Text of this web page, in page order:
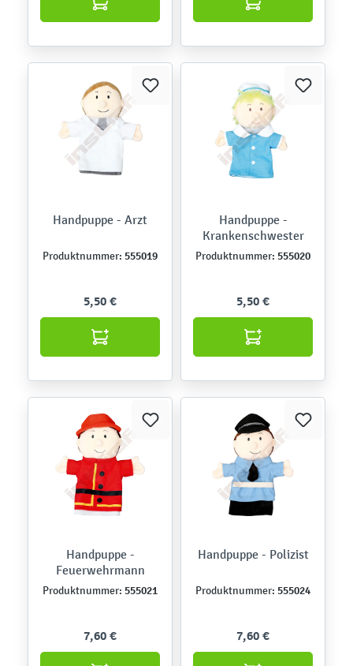
Handpuppe - Arzt
Produktnummer: 555019
5,50 €
Handpuppe -
Krankenschwester
Produktnummer: 555020
5,50 €
Handpuppe -
Feuerwehrmann
Produktnummer: 555021
7,60 €
Handpuppe - Polizist
Produktnummer: 555024
7,60 €